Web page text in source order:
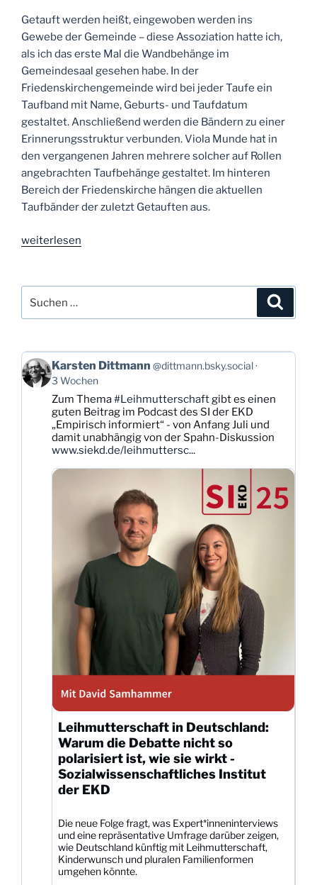
Getauft werden heißt, eingewoben werden ins
Gewebe der Gemeinde – diese Assoziation hatte ich,
als ich das erste Mal die Wandbehänge im
Gemeindesaal gesehen habe. In der
Friedenskirchengemeinde wird bei jeder Taufe ein
Taufband mit Name, Geburts- und Taufdatum
gestaltet. Anschließend werden die Bändern zu einer
Erinnerungsstruktur verbunden. Viola Munde hat in
den vergangenen Jahren mehrere solcher auf Rollen
angebrachten Taufbehänge gestaltet. Im hinteren
Bereich der Friedenskirche hängen die aktuellen
Taufbänder der zuletzt Getauften aus.
„Tag
weiterlesen
nach:
Beitrag
von
Karsten
Dittmann
Bluesky
ansehen
Karsten Dittmann @dittmann.bsky.social
3 Wochen
Zum Thema#Leihmutterschaftgibt es einen
guten Beitrag im Podcast des SI der EKD
„Empirisch informiert“ - von Anfang Juli und
damit unabhängig von der Spahn-Diskussion
www.siekd.de/leihmuttersc...
Leihmutterschaft in Deutschland:
Warum die Debatte nicht so
polarisiert ist, wie sie wirkt -
Sozialwissenschaftliches Institut
der EKD
Die neue Folge fragt, was Expert*inneninterviews
und eine repräsentative Umfrage darüber zeigen,
wie Deutschland künftig mit Leihmutterschaft,
Kinderwunsch und pluralen Familienformen
umgehen könnte.